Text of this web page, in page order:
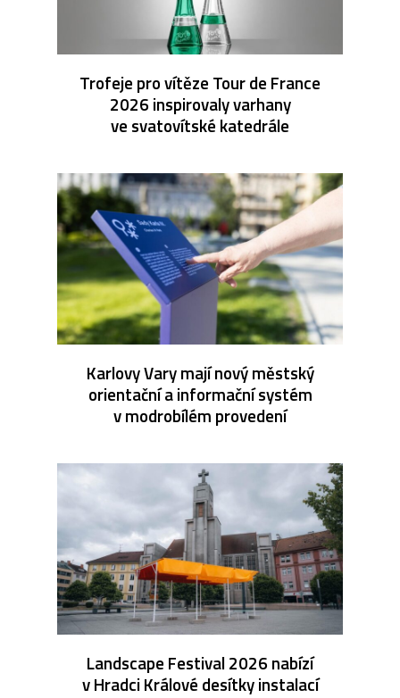
Trofeje pro vítěze Tour de France
2026 inspirovaly varhany
ve svatovítské katedrále
Karlovy Vary mají nový městský
orientační a informační systém
v modrobílém provedení
Landscape Festival 2026 nabízí
v Hradci Králové desítky instalací